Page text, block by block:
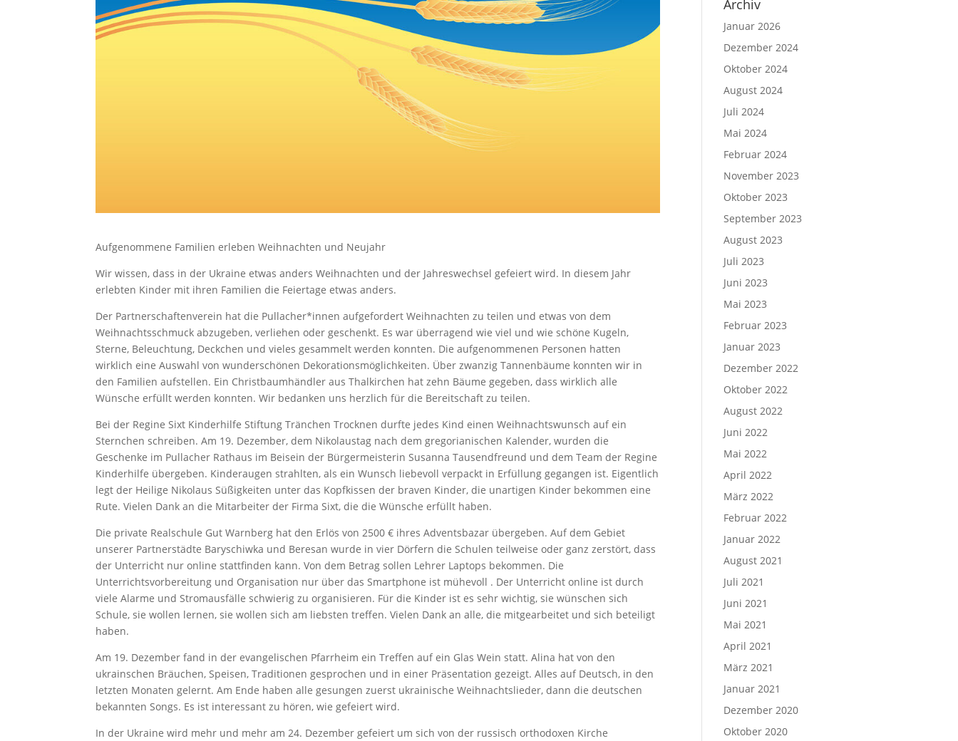
Aufgenommene Familien erleben Weihnachten und Neujahr
Wir wissen, dass in der Ukraine etwas anders Weihnachten und der Jahreswechsel gefeiert wird. In diesem Jahr
erlebten Kinder mit ihren Familien die Feiertage etwas anders.
Der Partnerschaftenverein hat die Pullacher*innen aufgefordert Weihnachten zu teilen und etwas von dem
Weihnachtsschmuck abzugeben, verliehen oder geschenkt. Es war überragend wie viel und wie schöne Kugeln,
Sterne, Beleuchtung, Deckchen und vieles gesammelt werden konnten. Die aufgenommenen Personen hatten
wirklich eine Auswahl von wunderschönen Dekorationsmöglichkeiten. Über zwanzig Tannenbäume konnten wir in
den Familien aufstellen. Ein Christbaumhändler aus Thalkirchen hat zehn Bäume gegeben, dass wirklich alle
Wünsche erfüllt werden konnten. Wir bedanken uns herzlich für die Bereitschaft zu teilen.
Bei der Regine Sixt Kinderhilfe Stiftung Tränchen Trocknen durfte jedes Kind einen Weihnachtswunsch auf ein
Sternchen schreiben. Am 19. Dezember, dem Nikolaustag nach dem gregorianischen Kalender, wurden die
Geschenke im Pullacher Rathaus im Beisein der Bürgermeisterin Susanna Tausendfreund und dem Team der Regine
Kinderhilfe übergeben. Kinderaugen strahlten, als ein Wunsch liebevoll verpackt in Erfüllung gegangen ist. Eigentlich
legt der Heilige Nikolaus Süßigkeiten unter das Kopfkissen der braven Kinder, die unartigen Kinder bekommen eine
Rute. Vielen Dank an die Mitarbeiter der Firma Sixt, die die Wünsche erfüllt haben.
Die private Realschule Gut Warnberg hat den Erlös von 2500 € ihres Adventsbazar übergeben. Auf dem Gebiet
unserer Partnerstädte Baryschiwka und Beresan wurde in vier Dörfern die Schulen teilweise oder ganz zerstört, dass
der Unterricht nur online stattfinden kann. Von dem Betrag sollen Lehrer Laptops bekommen. Die
Unterrichtsvorbereitung und Organisation nur über das Smartphone ist mühevoll . Der Unterricht online ist durch
viele Alarme und Stromausfälle schwierig zu organisieren. Für die Kinder ist es sehr wichtig, sie wünschen sich
Schule, sie wollen lernen, sie wollen sich am liebsten treffen. Vielen Dank an alle, die mitgearbeitet und sich beteiligt
haben.
Am 19. Dezember fand in der evangelischen Pfarrheim ein Treffen auf ein Glas Wein statt. Alina hat von den
ukrainschen Bräuchen, Speisen, Traditionen gesprochen und in einer Präsentation gezeigt. Alles auf Deutsch, in den
letzten Monaten gelernt. Am Ende haben alle gesungen zuerst ukrainische Weihnachtslieder, dann die deutschen
bekannten Songs. Es ist interessant zu hören, wie gefeiert wird.
In der Ukraine wird mehr und mehr am 24. Dezember gefeiert um sich von der russisch orthodoxen Kirche
Archiv
Januar 2026
Dezember 2024
Oktober 2024
August 2024
Juli 2024
Mai 2024
Februar 2024
November 2023
Oktober 2023
September 2023
August 2023
Juli 2023
Juni 2023
Mai 2023
Februar 2023
Januar 2023
Dezember 2022
Oktober 2022
August 2022
Juni 2022
Mai 2022
April 2022
März 2022
Februar 2022
Januar 2022
August 2021
Juli 2021
Juni 2021
Mai 2021
April 2021
März 2021
Januar 2021
Dezember 2020
Oktober 2020